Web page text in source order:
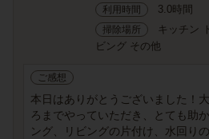
利用時間 3.0時間
掃除場所
キッチン
ビング その他
ご感想
本日はありがとうございました！
ろまでやっていただき、とても助
ング、リビングの片付け、水回り